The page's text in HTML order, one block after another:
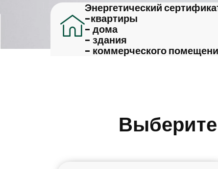
Энергетический
-квартиры
- дома
- здания
- коммерческого